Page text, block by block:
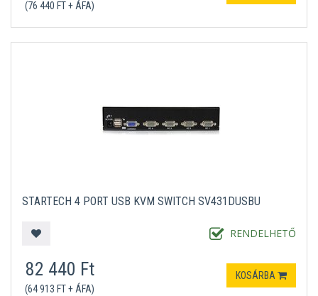
(76 440 FT + ÁFA)
STARTECH 4 PORT USB KVM SWITCH SV431DUSBU
RENDELHETŐ
82 440 Ft
(64 913 FT + ÁFA)
KOSÁRBA